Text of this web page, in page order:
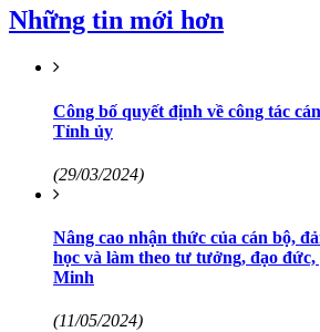
Những tin mới hơn
Công bố quyết định về công tác
Tỉnh ủy
(29/03/2024)
Nâng cao nhận thức của cán bộ,
học và làm theo tư tưởng, đạo
Minh
(11/05/2024)